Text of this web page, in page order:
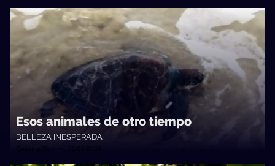
Esos animales de otro tiempo
BELLEZA INESPERADA
Quién te Dice • 21/08/2024